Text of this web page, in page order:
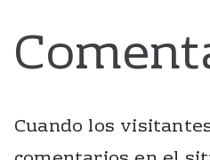
Cuando los